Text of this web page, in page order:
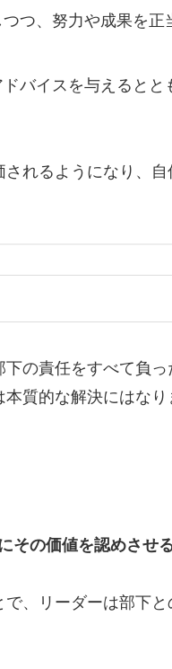
つ、努力や成果を正
バイスを与えると
れるようになり、
下の責任をすべて負
質的な解決にはなり
その価値を認めさせ
、リーダーは部下